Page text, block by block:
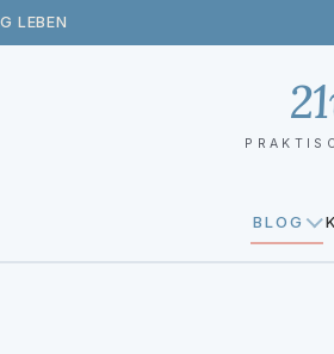
LEBEN
BLOG